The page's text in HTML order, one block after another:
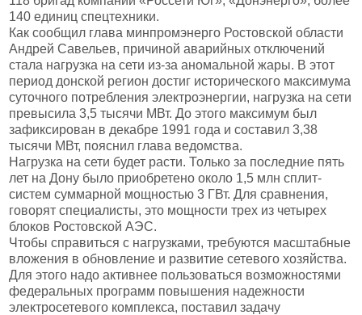
140 единиц спецтехники.
Как сообщил глава минпромэнерго Ростовской области
Андрей Савельев, причиной аварийных отключений
стала нагрузка на сети из-за аномальной жары. В этот
период донской регион достиг исторического максимума
суточного потребления электроэнергии, нагрузка на сети
превысила 3,5 тысячи МВт. До этого максимум был
зафиксирован в декабре 1991 года и составил 3,38
тысячи МВт, пояснил глава ведомства.
Нагрузка на сети будет расти. Только за последние пять
лет на Дону было приобретено около 1,5 млн сплит-
систем суммарной мощностью 3 ГВт. Для сравнения,
говорят специалисты, это мощности трех из четырех
блоков Ростовской АЭС.
Чтобы справиться с нагрузками, требуются масштабные
вложения в обновление и развитие сетевого хозяйства.
Для этого надо активнее пользоваться возможностями
федеральных программ повышения надежности
электросетевого комплекса, поставил задачу